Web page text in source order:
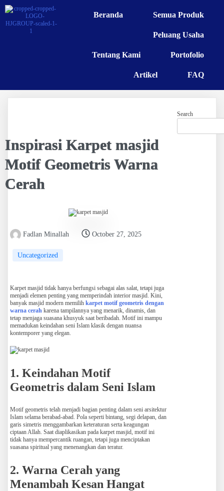
Beranda Semua Produk
Peluang Usaha
Tentang Kami Portofolio
Artikel FAQ
Inspirasi Karpet masjid
Motif Geometris Warna
Cerah
Fadlan Minallah October 27, 2025
Uncategorized
Karpet masjid tidak hanya berfungsi sebagai alas salat, tetapi juga
menjadi elemen penting yang memperindah interior masjid. Kini,
banyak masjid modern memilih karpet motif geometris dengan
warna cerah karena tampilannya yang menarik, dinamis, dan
tetap menjaga suasana khusyuk saat beribadah. Motif ini mampu
memadukan keindahan seni Islam klasik dengan nuansa
kontemporer yang elegan.
1. Keindahan Motif
Geometris dalam Seni Islam
Motif geometris telah menjadi bagian penting dalam seni arsitektur
Islam selama berabad-abad. Pola seperti bintang, segi delapan, dan
garis simetris menggambarkan keteraturan serta keagungan
ciptaan Allah. Saat diaplikasikan pada karpet masjid, motif ini
tidak hanya mempercantik ruangan, tetapi juga menciptakan
suasana spiritual yang menenangkan dan teratur.
2. Warna Cerah yang
Menambah Kesan Hangat
Search